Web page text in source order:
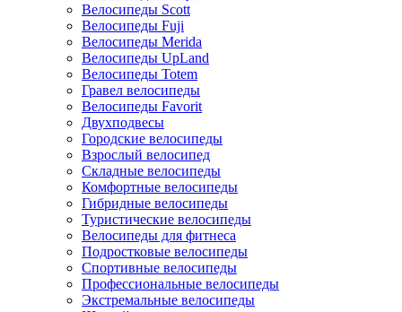
Велосипеды Scott
Велосипеды Fuji
Велосипеды Merida
Велосипеды UpLand
Велосипеды Totem
Гравел велосипеды
Велосипеды Favorit
Двухподвесы
Городские велосипеды
Взрослый велосипед
Складные велосипеды
Комфортные велосипеды
Гибридные велосипеды
Туристические велосипеды
Велосипеды для фитнеса
Подростковые велосипеды
Спортивные велосипеды
Профессиональные велосипеды
Экстремальные велосипеды